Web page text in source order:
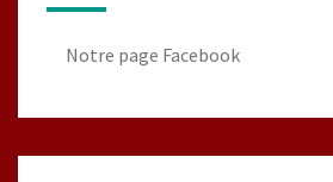
Notre page Facebook